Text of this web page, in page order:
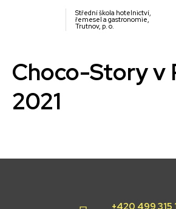
Střední škola hotelnictví,
řemesel a gastronomie,
Trutnov, p. o.
Choco-Story v
2021
+420 499 315